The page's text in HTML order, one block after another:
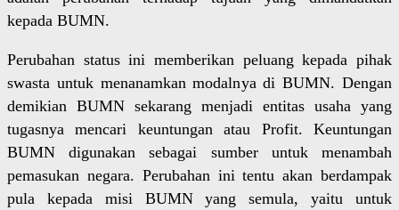
kepada BUMN.
Perubahan status ini memberikan peluang kepada pihak
swasta untuk menanamkan modalnya di BUMN. Dengan
demikian BUMN sekarang menjadi entitas usaha yang
tugasnya mencari keuntungan atau Profit. Keuntungan
BUMN digunakan sebagai sumber untuk menambah
pemasukan negara. Perubahan ini tentu akan berdampak
pula kepada misi BUMN yang semula, yaitu untuk